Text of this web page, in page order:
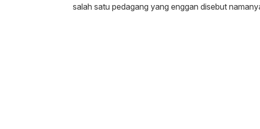
salah satu pedagang yang enggan disebut